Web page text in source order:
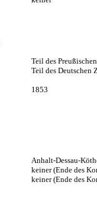
Teil des
Teil des Deutschen
1853
Anhalt-Dessau-
keiner (Ende des
keiner (Ende des